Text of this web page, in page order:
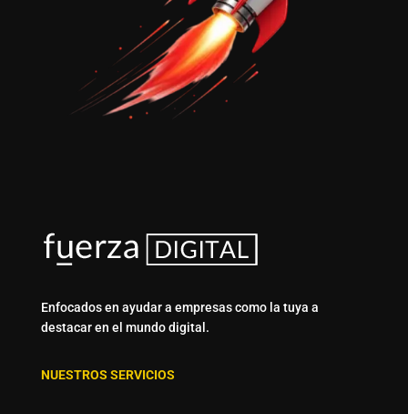
Enfocados en ayudar a empresas como la tuya a
destacar en el mundo digital.
NUESTROS SERVICIOS